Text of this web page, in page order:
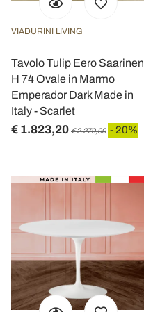
VIADURINI LIVING
Tavolo Tulip Eero Saarinen
H 74 Ovale in Marmo
Emperador Dark Made in
Italy - Scarlet
€ 1.823,20 € 2.279,00 - 20%